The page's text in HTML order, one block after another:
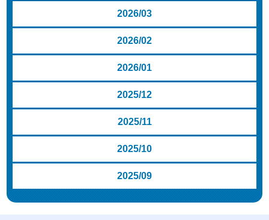
2026/03
2026/02
2026/01
2025/12
2025/11
2025/10
2025/09